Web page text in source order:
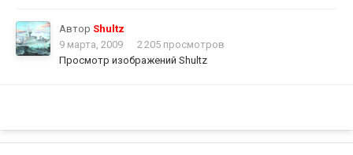
Автор Shultz
9 марта, 2009
2 205 просмотров
Просмотр изображений Shultz